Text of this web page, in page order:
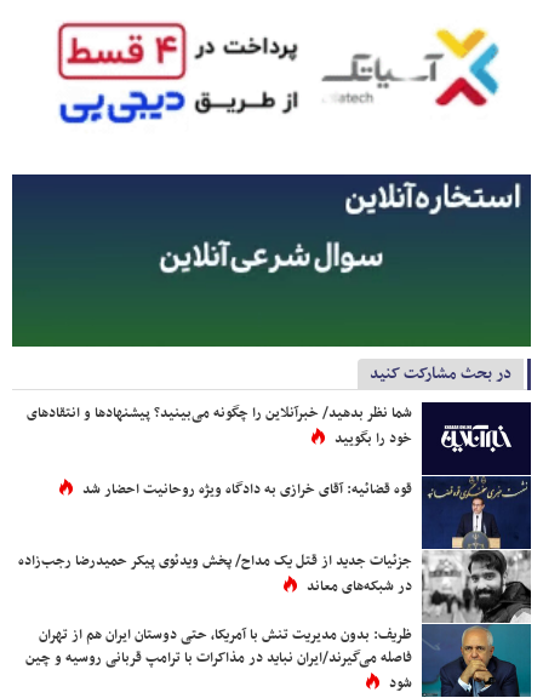
در بحث مشارکت کنید
شما نظر بدهید/ خبرآنلاین را چگونه می‌بینید؟ پیشنهادها و انتقادهای
خود را بگویید
قوه قضائیه: آقای خرازی به دادگاه ویژه روحانیت احضار شد
جزئیات جدید از قتل یک مداح/ پخش ویدئوی پیکر حمیدرضا رجب‌زاده
در شبکه‌های معاند
ظریف: بدون مدیریت تنش با آمریکا، حتی دوستان ایران هم از تهران
فاصله می‌گیرند/ایران نباید در مذاکرات با ترامپ قربانی روسیه و چین
شود